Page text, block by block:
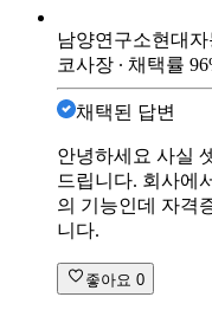
남양연구소현대
코사장 ∙ 채택률 96
채택된 답변
안녕하세요 사실
드립니다. 회사에
의 기능인데 자격
니다.
좋아요 0